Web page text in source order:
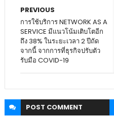
PREVIOUS
การใช้บริการ NETWORK AS A
SERVICE มีแนวโน้มเติบโตอีก
ถึง 38% ในระยะเวลา 2 ปีถัด
จากนี้ จากการที่ธุรกิจปรับตัว
รับมือ COVID-19
POST COMMENT